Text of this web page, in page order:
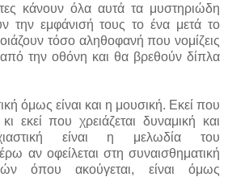
κάνουν όλα αυτά τα μυστηριώδη
την εμφάνισή τους το ένα μετά το
τόσο αληθοφανή που νομίζεις
την οθόνη και θα βρεθούν δίπλα
όμως είναι και η μουσική. Εκεί που
κι εκεί που χρειάζεται δυναμική και
είναι η μελωδία του
αν οφείλεται στη συναισθηματική
όπου ακούγεται, είναι όμως